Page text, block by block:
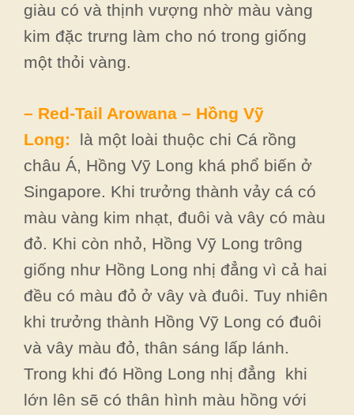
giàu có và thịnh vượng nhờ màu vàng
kim đặc trưng làm cho nó trong giống
một thỏi vàng.
– Red-Tail Arowana – Hồng Vỹ
Long: là một loài thuộc chi Cá rồng
châu Á, Hồng Vỹ Long khá phổ biến ở
Singapore. Khi trưởng thành vảy cá có
màu vàng kim nhạt, đuôi và vây có màu
đỏ. Khi còn nhỏ, Hồng Vỹ Long trông
giống như Hồng Long nhị đẳng vì cả hai
đều có màu đỏ ở vây và đuôi. Tuy nhiên
khi trưởng thành Hồng Vỹ Long có đuôi
và vây màu đỏ, thân sáng lấp lánh.
Trong khi đó Hồng Long nhị đẳng khi
lớn lên sẽ có thân hình màu hồng với